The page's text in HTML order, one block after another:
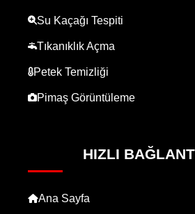
Su Kaçağı Tespiti
Tıkanıklık Açma
Petek Temizliği
Pimaş Görüntüleme
HIZLI
Ana Sayfa